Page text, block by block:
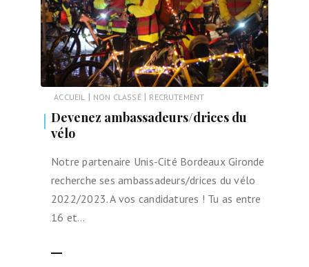
ACCUEIL | NON CLASSÉ | RECRUTEMENT
Devenez ambassadeurs/drices du
vélo
Notre partenaire Unis-Cité Bordeaux Gironde
recherche ses ambassadeurs/drices du vélo
2022/2023. A vos candidatures ! Tu as entre
16 et…